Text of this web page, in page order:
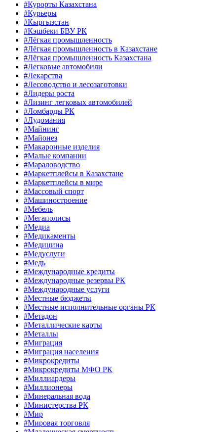
#Курорты Казахстана
#Курьеры
#Кыргызстан
#Кэшбеки БВУ РК
#Лёгкая промышленность
#Лёгкая промышленность в Казахстане
#Лёгкая промышленность Казахстана
#Легковые автомобили
#Лекарства
#Лесоводство и лесозаготовки
#Лидеры роста
#Лизинг легковых автомобилей
#Ломбарды РК
#Лудомания
#Майнинг
#Майонез
#Макаронные изделия
#Малые компании
#Мараловодство
#Маркетплейсы в Казахстане
#Маркетплейсы в мире
#Массовый спорт
#Машиностроение
#Мебель
#Мегаполисы
#Медиа
#Медикаменты
#Медицина
#Медуслуги
#Медь
#Международные кредиты
#Международные резервы РК
#Международные услуги
#Местные бюджеты
#Местные исполнительные органы РК
#Метадон
#Металлические карты
#Металлы
#Миграция
#Миграция населения
#Микрокредиты
#Микрокредиты МФО РК
#Миллиардеры
#Миллионеры
#Минеральная вода
#Министерства РК
#Мир
#Мировая торговля